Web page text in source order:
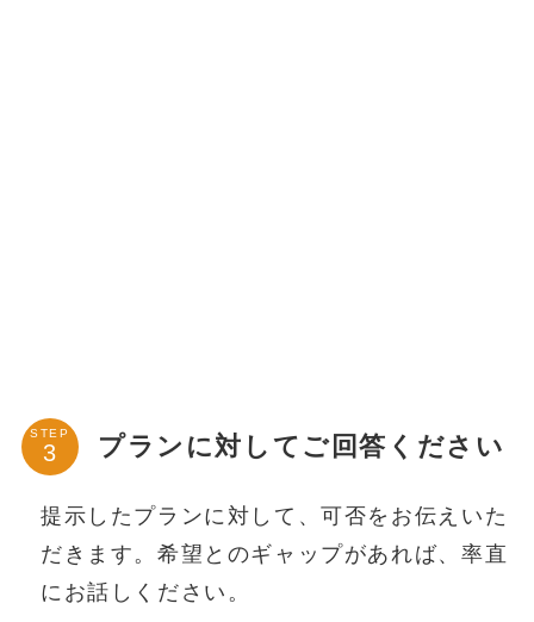
STEP プランに対してご回答ください
提示したプランに対して、可否をお伝えいた
だきます。希望とのギャップがあれば、率直
にお話しください。